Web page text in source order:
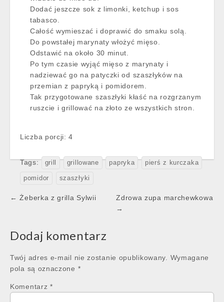
Dodać jeszcze sok z limonki, ketchup i sos
tabasco.
Całość wymieszać i doprawić do smaku solą.
Do powstałej marynaty włożyć mięso.
Odstawić na około 30 minut.
Po tym czasie wyjąć mięso z marynaty i
nadziewać go na patyczki od szaszłyków na
przemian z papryką i pomidorem.
Tak przygotowane szaszłyki kłaść na rozgrzanym
ruszcie i grillować na złoto ze wszystkich stron.
Liczba porcji: 4
Tags: grill grillowane papryka pierś z kurczaka
pomidor szaszłyki
Post
← Żeberka z grilla Sylwii
Zdrowa zupa marchewkowa
→
Dodaj komentarz
Twój adres e-mail nie zostanie opublikowany.
Wymagane
pola są oznaczone *
Komentarz *